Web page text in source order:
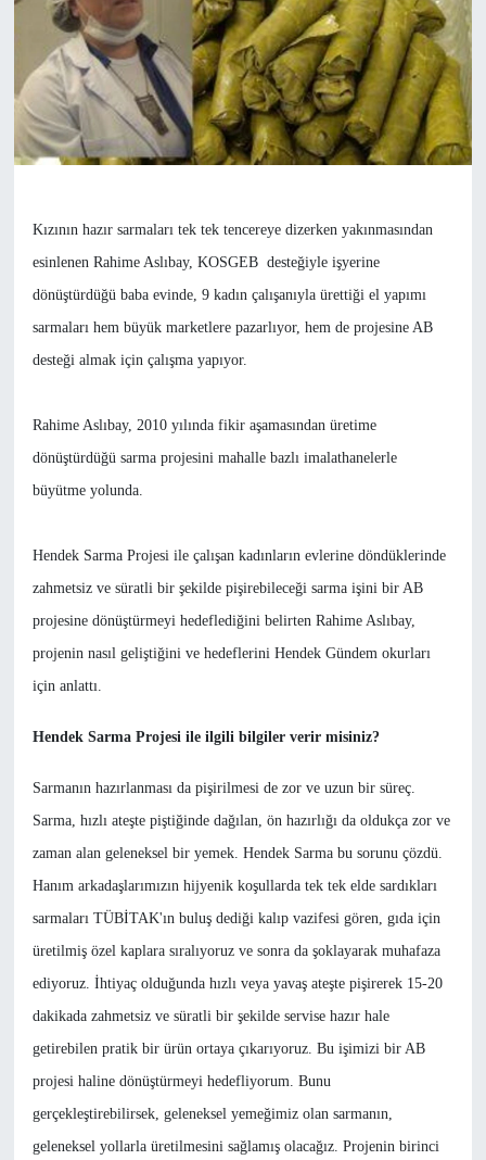
Kızının hazır sarmaları tek tek tencereye dizerken yakınmasından
esinlenen Rahime Aslıbay, KOSGEB desteğiyle işyerine
dönüştürdüğü baba evinde, 9 kadın çalışanıyla ürettiği el yapımı
sarmaları hem büyük marketlere pazarlıyor, hem de projesine AB
desteği almak için çalışma yapıyor.
Rahime Aslıbay, 2010 yılında fikir aşamasından üretime
dönüştürdüğü sarma projesini mahalle bazlı imalathanelerle
büyütme yolunda.
Hendek Sarma Projesi ile çalışan kadınların evlerine döndüklerinde
zahmetsiz ve süratli bir şekilde pişirebileceği sarma işini bir AB
projesine dönüştürmeyi hedeflediğini belirten Rahime Aslıbay,
projenin nasıl geliştiğini ve hedeflerini Hendek Gündem okurları
için anlattı.
Hendek Sarma Projesi ile ilgili bilgiler verir misiniz?
Sarmanın hazırlanması da pişirilmesi de zor ve uzun bir süreç.
Sarma, hızlı ateşte piştiğinde dağılan, ön hazırlığı da oldukça zor ve
zaman alan geleneksel bir yemek. Hendek Sarma bu sorunu çözdü.
Hanım arkadaşlarımızın hijyenik koşullarda tek tek elde sardıkları
sarmaları TÜBİTAK'ın buluş dediği kalıp vazifesi gören, gıda için
üretilmiş özel kaplara sıralıyoruz ve sonra da şoklayarak muhafaza
ediyoruz. İhtiyaç olduğunda hızlı veya yavaş ateşte pişirerek 15-20
dakikada zahmetsiz ve süratli bir şekilde servise hazır hale
getirebilen pratik bir ürün ortaya çıkarıyoruz. Bu işimizi bir AB
projesi haline dönüştürmeyi hedefliyorum. Bunu
gerçekleştirebilirsek, geleneksel yemeğimiz olan sarmanın,
geleneksel yollarla üretilmesini sağlamış olacağız. Projenin birinci